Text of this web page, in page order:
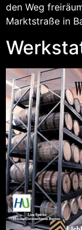
den Weg
Marktstraße in